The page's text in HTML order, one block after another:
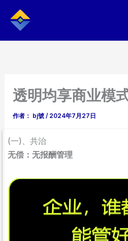
透明均享商业模
作者： bj號/ 2024年7月27日
(一)、共治
无偿：无报酬管理